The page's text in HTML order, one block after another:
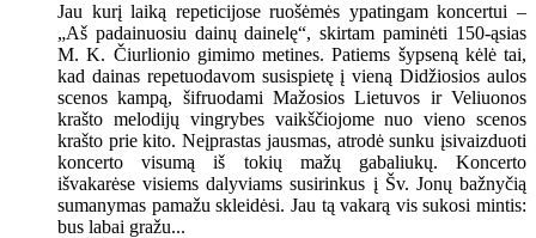
Jau kurį laiką repeticijose ruošėmės ypatingam koncertui –
„Aš padainuosiu dainų dainelę“, skirtam paminėti 150-ąsias
M. K. Čiurlionio gimimo metines. Patiems šypseną kėlė tai,
kad dainas repetuodavom susispietę į vieną Didžiosios aulos
scenos kampą, šifruodami Mažosios Lietuvos ir Veliuonos
krašto melodijų vingrybes vaikščiojome nuo vieno scenos
krašto prie kito. Neįprastas jausmas, atrodė sunku įsivaizduoti
koncerto visumą iš tokių mažų gabaliukų. Koncerto
išvakarėse visiems dalyviams susirinkus į Šv. Jonų bažnyčią
sumanymas pamažu skleidėsi. Jau tą vakarą vis sukosi mintis:
bus labai gražu...